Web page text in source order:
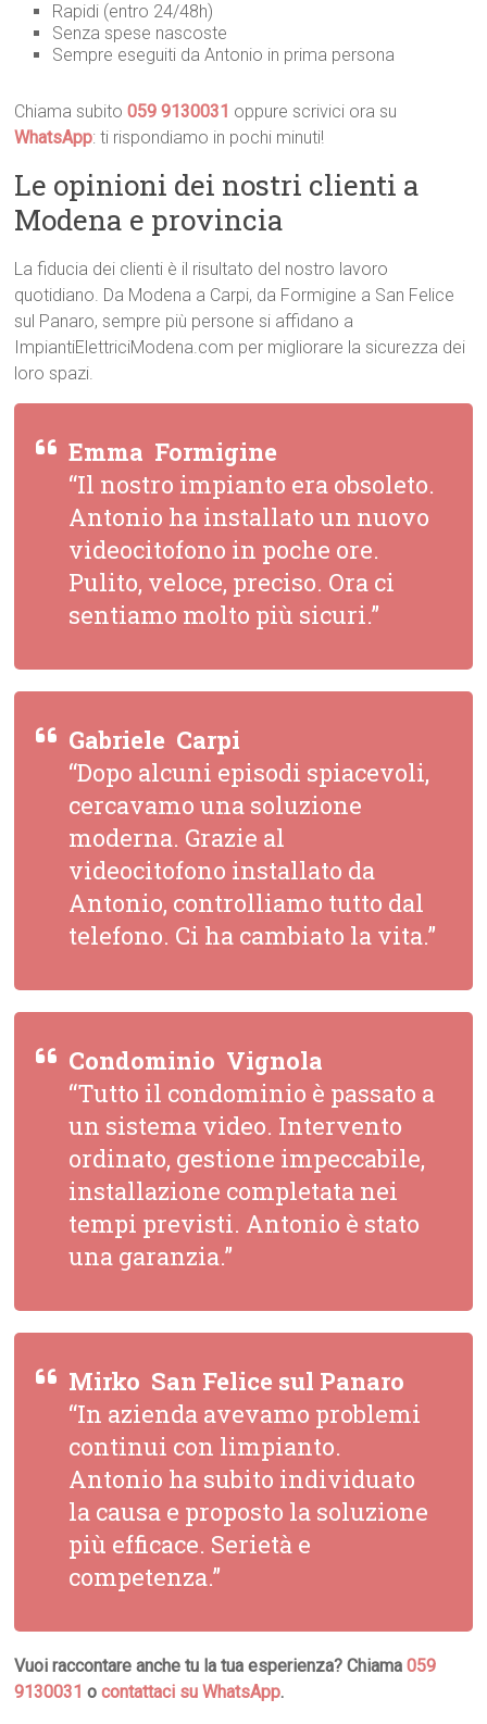
Rapidi (entro 24/48h)
Senza spese nascoste
Sempre eseguiti da Antonio in prima persona
Chiama subito059 9130031 oppure scrivici ora su
WhatsApp: ti rispondiamo in pochi minuti!
Le opinioni dei nostri clienti a
Modena e provincia
La fiducia dei clienti è il risultato del nostro lavoro
quotidiano. Da Modena a Carpi, da Formigine a San Felice
sul Panaro, sempre più persone si affidano a
ImpiantiElettriciModena.com per migliorare la sicurezza dei
loro spazi.
Emma  Formigine
“Il nostro impianto era obsoleto.
Antonio ha installato un nuovo
videocitofono in poche ore.
Pulito, veloce, preciso. Ora ci
sentiamo molto più sicuri.”
Gabriele  Carpi
“Dopo alcuni episodi spiacevoli,
cercavamo una soluzione
moderna. Grazie al
videocitofono installato da
Antonio, controlliamo tutto dal
telefono. Ci ha cambiato la vita.”
Condominio  Vignola
“Tutto il condominio è passato a
un sistema video. Intervento
ordinato, gestione impeccabile,
installazione completata nei
tempi previsti. Antonio è stato
una garanzia.”
Mirko  San Felice sul Panaro
“In azienda avevamo problemi
continui con limpianto.
Antonio ha subito individuato
la causa e proposto la soluzione
più efficace. Serietà e
competenza.”
Vuoi raccontare anche tu la tua esperienza? Chiama059
9130031 ocontattaci su WhatsApp.